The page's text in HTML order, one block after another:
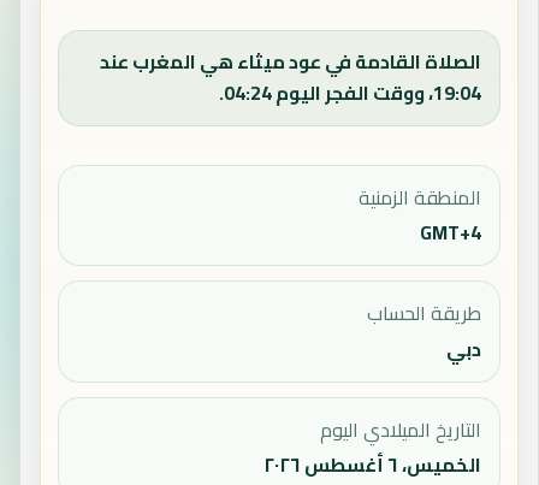
الصلاة القادمة في عود ميثاء هي المغرب عند
19:04، ووقت الفجر اليوم 04:24.
المنطقة الزمنية
GMT+4
طريقة الحساب
دبي
التاريخ الميلادي اليوم
الخميس، ٦ أغسطس ٢٠٢٦